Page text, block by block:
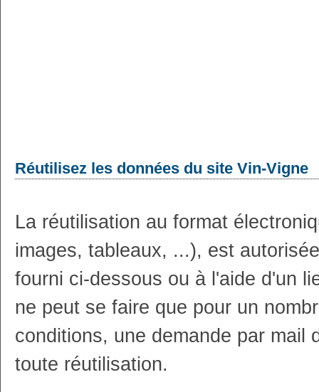
Réutilisez les données du site Vin-Vigne
La réutilisation au format
images, tableaux, ...), est
fourni ci-dessous ou à l'aide d'un
ne peut se faire que pour un
conditions, une demande par mail
toute réutilisation.